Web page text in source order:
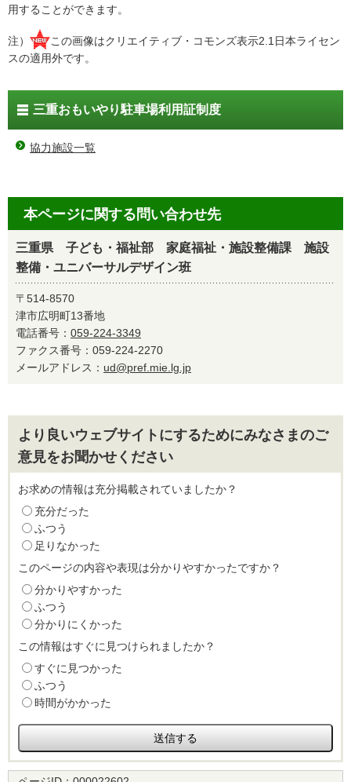
用することができます。
注）
この画像はクリエイティブ・コモンズ表示2.1日本ライセン
スの適用外です。
三重おもいやり駐車場利用証制度
協力施設一覧
本ページに関する問い合わせ先
三重県 子ども・福祉部 家庭福祉・施設整備課 施設
整備・ユニバーサルデザイン班
〒514-8570
津市広明町13番地
電話番号： 059-224-3349
ファクス番号：059-224-2270
メールアドレス： ud@pref.mie.lg.jp
より良いウェブサイトにするためにみなさまのご
意見をお聞かせください
お求めの情報は充分掲載されていましたか？
充分だった
ふつう
足りなかった
このページの内容や表現は分かりやすかったですか？
分かりやすかった
ふつう
分かりにくかった
この情報はすぐに見つけられましたか？
すぐに見つかった
ふつう
時間がかかった